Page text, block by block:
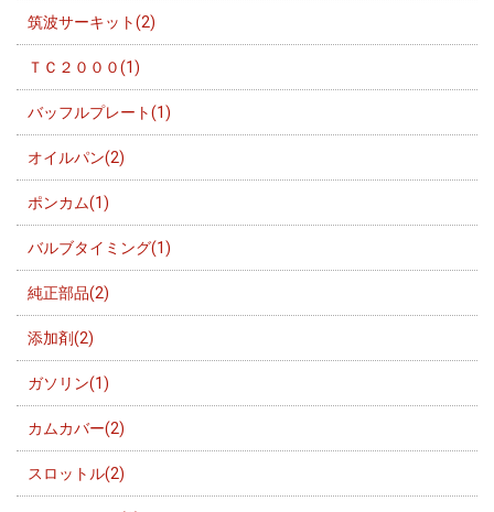
筑波サーキット(2)
ＴＣ２０００(1)
バッフルプレート(1)
オイルパン(2)
ポンカム(1)
バルブタイミング(1)
純正部品(2)
添加剤(2)
ガソリン(1)
カムカバー(2)
スロットル(2)